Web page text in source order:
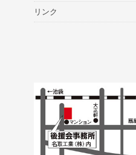
リンク